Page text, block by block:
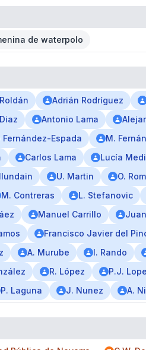
de waterpolo
Adrián Rodríguez
Antonio Lama
Fernández-Espada M.
Carlos Lama Lucía
U. Martin O.
M. Contreras L. Stefanovic
Manuel Carrillo
Francisco Javier del
A. Murube I. Rando
R. López P.J.
P. Laguna J. Nunez A.